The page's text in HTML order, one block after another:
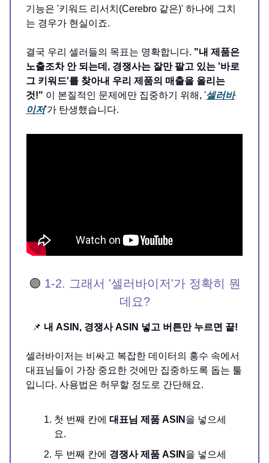
기능은 '키워드 리서치(Cerebro 같은)' 하나에 그치
는 경우가 현실이죠.
결국 우리 셀러들의 목표는 명확합니다. "내 제품은
노출조차 안 되는데, 경쟁사는 잘만 팔고 있는 '바로
그 키워드'를 찾아내 우리 제품의 매출을 올리는
것!" 이 본질적인 문제에만 집중하기 위해, '셀러바
이저'가 탄생했습니다.
🟣 1-2. 그래서 '셀러바이저'가 정확히 뭔
데요?
📌 내 ASIN, 경쟁사 ASIN 넣고 버튼만 누르면 끝!
셀러바이저는 비싸고 복잡한 데이터의 홍수 속에서
대표님들이 가장 중요한 것에만 집중하도록 돕는 툴
입니다. 사용법은 허무할 정도로 간단해요.
첫 번째 칸에 대표님 제품 ASIN 을 넣으세
요.
두 번째 칸에 경쟁사 제품 ASIN 을 넣으세